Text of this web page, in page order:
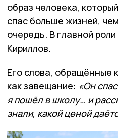
образ человека,
спас больше жизней,
очередь. В главной
Кириллов.
Его слова, обращённые
как завещание: «Он
я пошёл в школу… и
знали, какой ценой